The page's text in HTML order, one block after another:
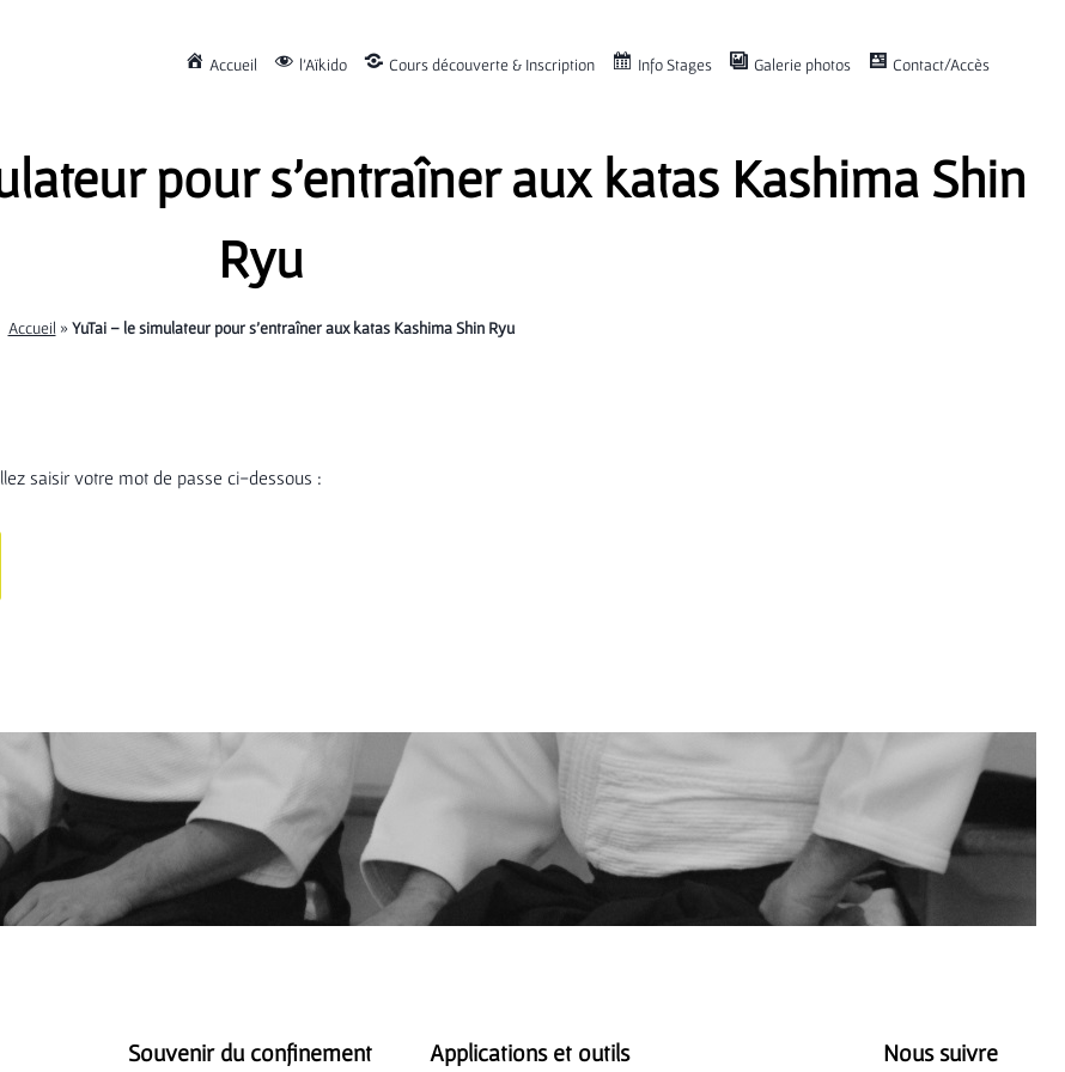
Accueil l’Aïkido Cours découverte & Inscription Info Stages Galerie photos Contact/Accès
pour s’entraîner aux katas Kashima Shin
Ryu
Accueil » YuTai – le simulateur pour s’entraîner aux katas Kashima Shin Ryu
saisir votre mot de passe ci-dessous :
Souvenir du confinement Applications et outils Nous suivre